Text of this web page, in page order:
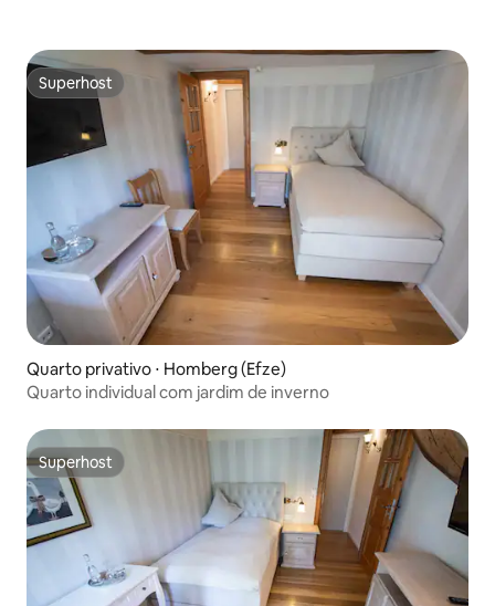
Superhost
Superhost
Quarto privativo ⋅ Homberg (Efze)
Quarto individual com jardim de inverno
Superhost
Superhost